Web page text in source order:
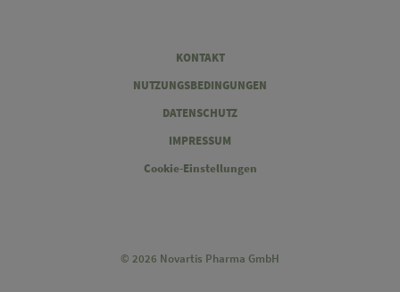
KONTAKT
NUTZUNGSBEDINGUNGEN
DATENSCHUTZ
IMPRESSUM
Cookie-Einstellungen
© 2026 Novartis Pharma GmbH